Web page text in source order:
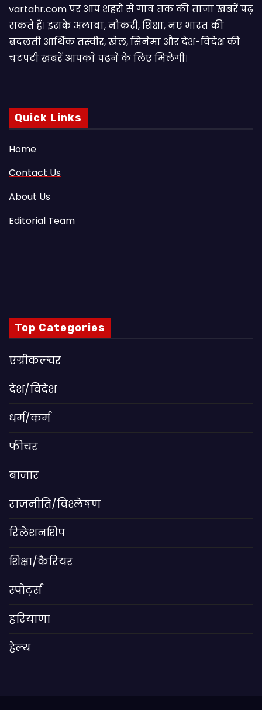
vartahr.com पर आप शहरों से गांव तक की ताजा खबरें पढ़
सकते हैं। इसके अलावा, नौकरी, शिक्षा, नए भारत की
बदलती आर्थिक तस्वीर, खेल, सिनेमा और देश-विदेश की
चटपटी खबरें आपकाे पढ़ने के लिए मिलेंगी।
Quick Links
Home
Contact Us
About Us
Editorial Team
Top Categories
एग्रीकल्चर
देश/विदेश
धर्म/कर्म
फीचर
बाजार
राजनीति/विश्लेषण
रिलेशनशिप
शिक्षा/कैरियर
स्पोर्ट्स
हरियाणा
हेल्थ